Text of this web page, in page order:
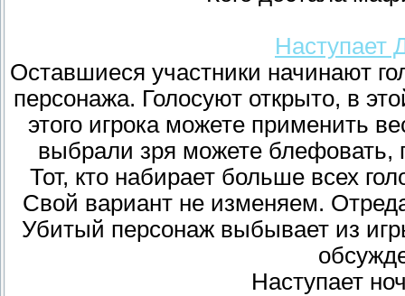
Наступает
Оставшиеся участники начинают
персонажа. Голосуют открыто, в
этого игрока можете применить
выбрали зря можете блефовать,
Тот, кто набирает больше всех
Свой вариант не изменяем.
Убитый персонаж выбывает из
Наступает